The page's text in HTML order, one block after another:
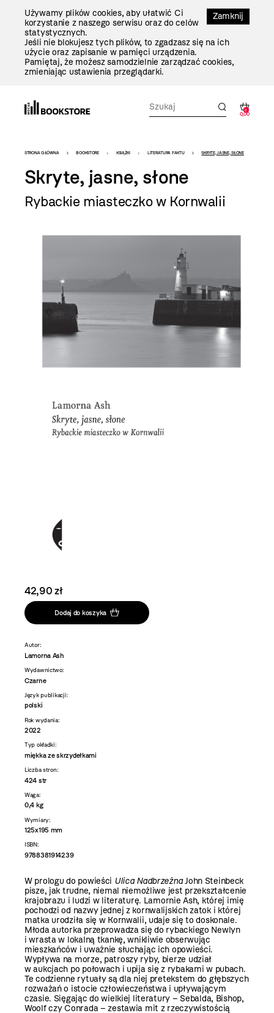
Zamknij
Używamy plików cookies, aby ułatwić Ci
korzystanie z naszego serwisu oraz do celów
statystycznych.
Jeśli nie blokujesz tych plików, to zgadzasz się na ich
użycie oraz zapisanie w pamięci urządzenia.
Pamiętaj, że możesz samodzielnie zarządzać cookies,
zmieniając ustawienia przeglądarki.
0
0,00
Bookstore
-
szablon
szczegóły
STRONA GŁÓWNA BOOKSTORE KSIĄŻKI LITERATURA FAKTU SKRYTE, JASNE, SŁONE
Skryte, jasne, słone
Rybackie miasteczko w Kornwalii
42,90 zł
Dodaj do koszyka
Autor:
Lamorna Ash
Wydawnictwo:
Czarne
Język publikacji:
polski
Rok wydania:
2022
Typ okładki:
miękka ze skrzydełkami
Liczba stron:
424 str
Waga:
0,4 kg
Wymiary:
125x195 mm
ISBN:
9788381914239
W prologu do powieści Ulica NadbrzeżnaJohn Steinbeck
pisze, jak trudne, niemal niemożliwe jest przekształcenie
krajobrazu i ludzi w literaturę. Lamornie Ash, której imię
pochodzi od nazwy jednej z kornwalijskich zatok i której
matka urodziła się w Kornwalii, udaje się to doskonale.
Młoda autorka przeprowadza się do rybackiego Newlyn
i wrasta w lokalną tkankę, wnikliwie obserwując
mieszkańców i uważnie słuchając ich opowieści.
Wypływa na morze, patroszy ryby, bierze udział
w aukcjach po połowach i upija się z rybakami w pubach.
Te codzienne rytuały są dla niej pretekstem do głębszych
rozważań o istocie człowieczeństwa i upływającym
czasie. Sięgając do wielkiej literatury – Sebalda, Bishop,
Woolf czy Conrada – zestawia mit z rzeczywistością